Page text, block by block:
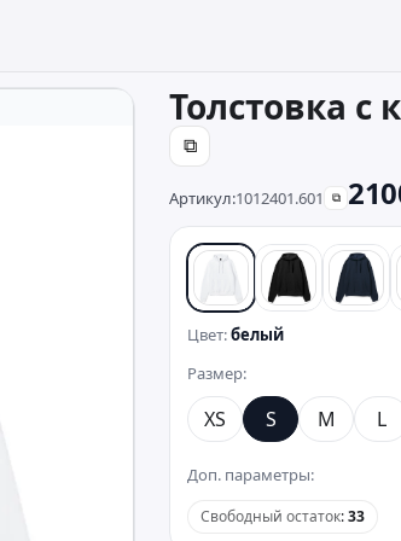
Толстовка с
⧉
Артикул:1012401.601 ⧉
белый черный
Цвет:белый
Размер:
XS S M L
Доп. параметры:
Свободный остаток:33